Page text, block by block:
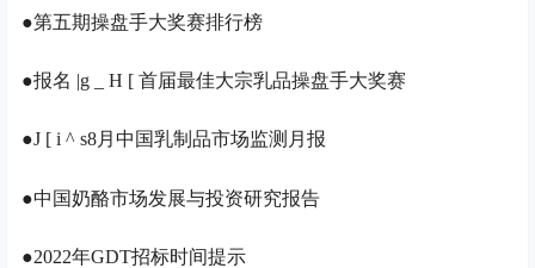
●第五期操盘手大奖赛排行榜
●报名 |g _ H [ 首届最佳大宗乳品操盘手大奖赛
●J [ i ^ s8月中国乳制品市场监测月报
●中国奶酪市场发展与投资研究报告
●2022年GDT招标时间提示